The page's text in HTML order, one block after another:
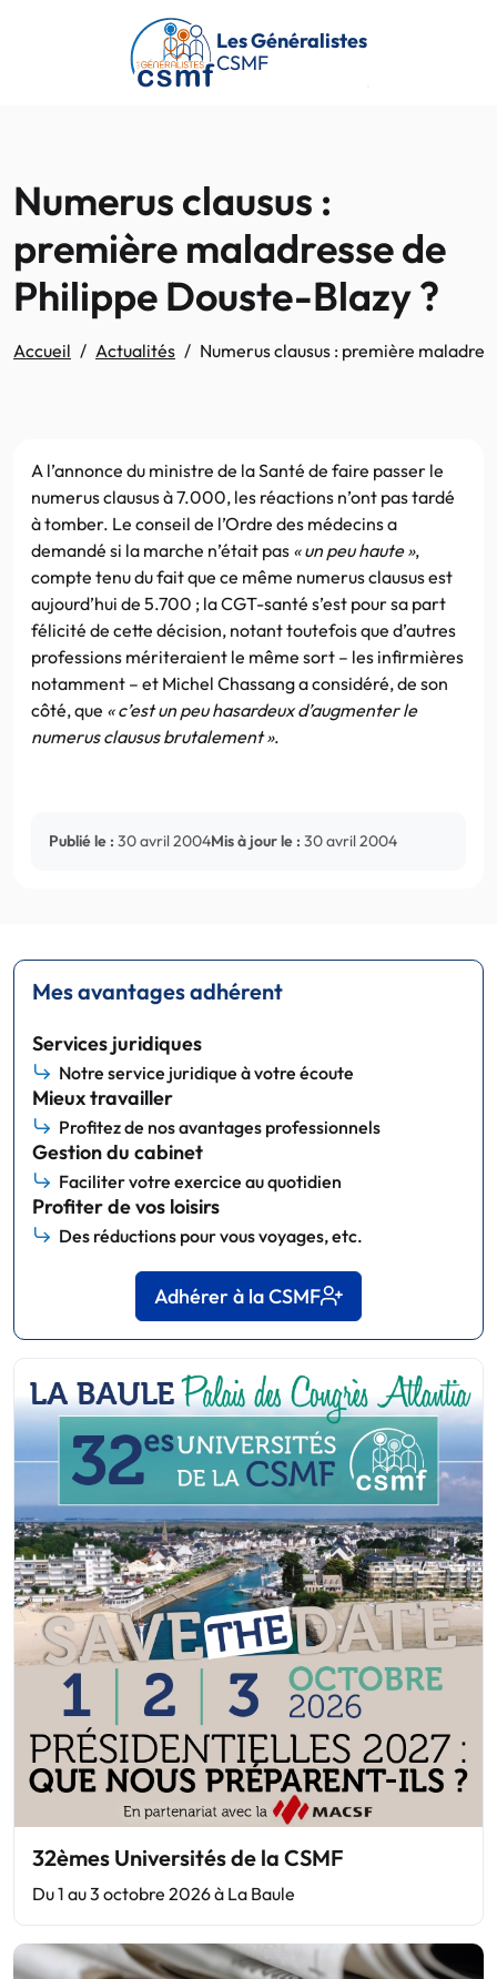
Passer au contenu principal
Les Généralistes
CSMF
Numerus clausus :
première maladresse de
Philippe Douste-Blazy ?
Accueil Actualités Numerus clausus : première
A l’annonce du ministre de la Santé de faire passer le
numerus clausus à 7.000, les réactions n’ont pas tardé
à tomber. Le conseil de l’Ordre des médecins a
demandé si la marche n’était pas « un peu haute »,
compte tenu du fait que ce même numerus clausus est
aujourd’hui de 5.700 ; la CGT-santé s’est pour sa part
félicité de cette décision, notant toutefois que d’autres
professions mériteraient le même sort – les infirmières
notamment – et Michel Chassang a considéré, de son
côté, que « c’est un peu hasardeux d’augmenter le
numerus clausus brutalement ».
Publié le : 30 avril 2004Mis à jour le : 30 avril 2004
Mes avantages adhérent
Services juridiques
Notre service juridique à votre écoute
Mieux travailler
Profitez de nos avantages professionnels
Gestion du cabinet
Faciliter votre exercice au quotidien
Profiter de vos loisirs
Des réductions pour vous voyages, etc.
Adhérer à la CSMF
32èmes Universités de la CSMF
Du 1 au 3 octobre 2026 à La Baule